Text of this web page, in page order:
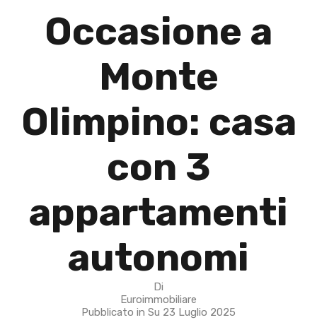
Occasione a
Monte
Olimpino: casa
con 3
appartamenti
autonomi
Di
Euroimmobiliare
Pubblicato in Su 23 Luglio 2025